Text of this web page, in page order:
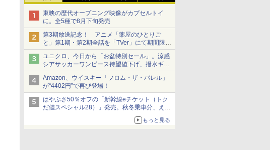
東映の歴代オープニング映像がカプセルトイ
に。全5種で8月下旬発売
第3期放送記念！ アニメ「薬屋のひとりご
と」第1期・第2期全話を「TVer」にて期間限定
で順次無料配信開始
ユニクロ、今日から「お盆特別セール」。涼感
シアサッカーワンピース待望値下げ、撥水ギア
ショーツは1990円に
Amazon、ウイスキー「フロム・ザ・バレル」
が“4402円”で再び登場！
はやぶさ50％オフの「新幹線eチケット（トク
だ値スペシャル28）」発売。秋冬乗車分、えき
もっと見る